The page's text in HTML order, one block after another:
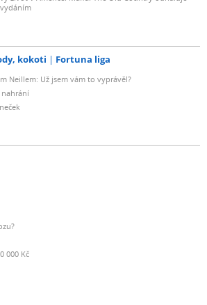
kokoti Fortuna liga
Neillem: Už jsem vám to vyprávěl?
nahrání
000 Kč